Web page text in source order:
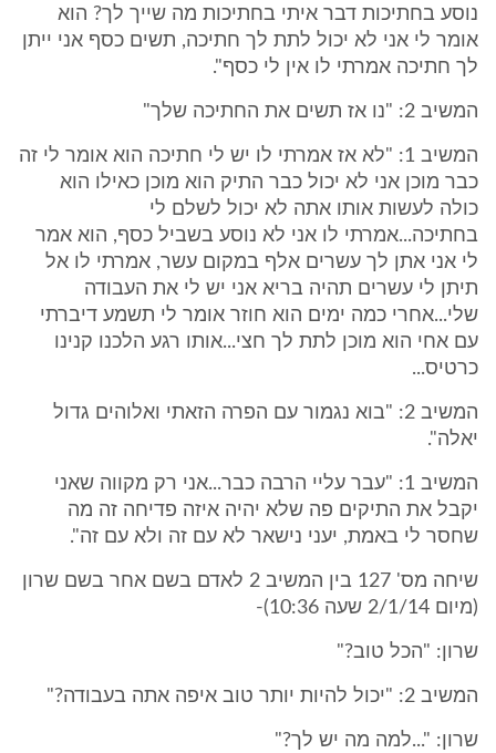
נוסע בחתיכות דבר איתי בחתיכות מה שייך לך? הוא
אומר לי אני לא יכול לתת לך חתיכה, תשים כסף אני ייתן
לך חתיכה אמרתי לו אין לי כסף".
המשיב 2: "נו אז תשים את החתיכה שלך"
המשיב 1: "לא אז אמרתי לו יש לי חתיכה הוא אומר לי זה
כבר מוכן אני לא יכול כבר התיק הוא מוכן כאילו הוא
כולה לעשות אותו אתה לא יכול לשלם לי
בחתיכה...אמרתי לו אני לא נוסע בשביל כסף, הוא אמר
לי אני אתן לך עשרים אלף במקום עשר, אמרתי לו אל
תיתן לי עשרים תהיה בריא אני יש לי את העבודה
שלי...אחרי כמה ימים הוא חוזר אומר לי תשמע דיברתי
עם אחי הוא מוכן לתת לך חצי...אותו רגע הלכנו קנינו
כרטיס...
המשיב 2: "בוא נגמור עם הפרה הזאתי ואלוהים גדול
יאלה".
המשיב 1: "עבר עליי הרבה כבר...אני רק מקווה שאני
יקבל את התיקים פה שלא יהיה איזה פדיחה זה מה
שחסר לי באמת, יעני נישאר לא עם זה ולא עם זה".
שיחה מס' 127 בין המשיב 2 לאדם בשם אחר בשם שרון
(מיום 2/1/14 שעה 10:36)-
שרון: "הכל טוב?"
המשיב 2: "יכול להיות יותר טוב איפה אתה בעבודה?"
שרון: "...למה מה יש לך?"